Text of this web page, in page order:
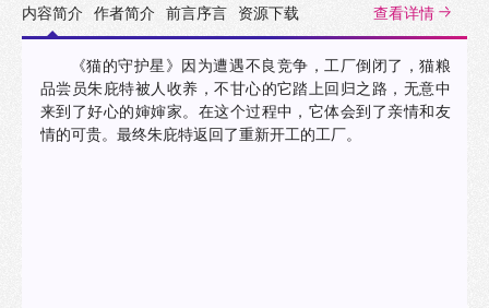
内容简介 作者简介 前言序言 资源下载 查看详情
《猫的守护星》因为遭遇不良竞争，工厂倒闭了，猫粮
品尝员朱庇特被人收养，不甘心的它踏上回归之路，无意中
来到了好心的婶婶家。在这个过程中，它体会到了亲情和友
情的可贵。最终朱庇特返回了重新开工的工厂。